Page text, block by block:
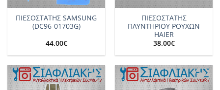
ΠΙΕΣΟΣΤΑΤΗΣ SAMSUNG
(DC96-01703G)
44.00€
ΠΙΕΣΟΣΤΑΤΗΣ
ΠΛΥΝΤΗΡΙΟΥ ΡΟΥΧΩΝ
HAIER
38.00€